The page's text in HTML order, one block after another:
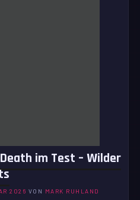
im Test – Wilder
2026 VON MARK RUHLAND